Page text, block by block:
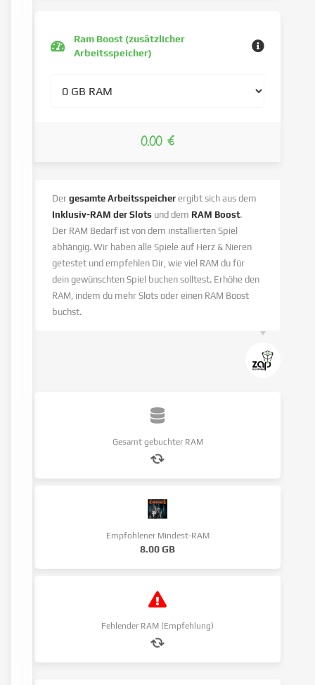
Ram Boost (zusätzlicher
Arbeitsspeicher)
0.00 €
Dergesamte Arbeitsspeicher ergibt sich aus dem
Inklusiv-RAM der Slots und dem RAM Boost.
Der RAM Bedarf ist von dem installierten Spiel
abhängig. Wir haben alle Spiele auf Herz & Nieren
getestet und empfehlen Dir, wie viel RAM du für
dein gewünschten Spiel buchen solltest. Erhöhe den
RAM, indem du mehr Slots oder einen RAM Boost
buchst.
Gesamt gebuchter RAM
Empfohlener Mindest-RAM
8.00 GB
Fehlender RAM (Empfehlung)